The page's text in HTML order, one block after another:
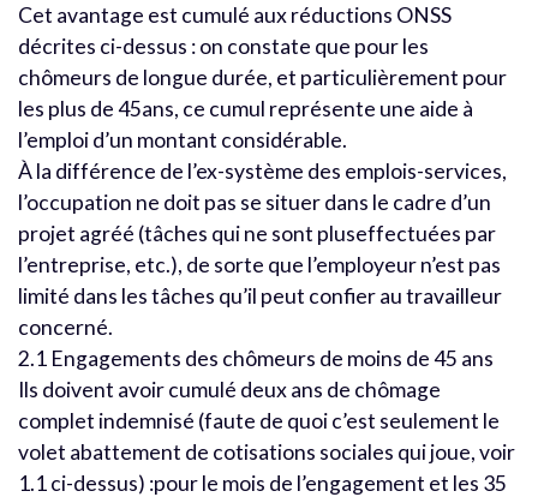
Cet avantage est cumulé aux réductions ONSS
décrites ci-dessus : on constate que pour les
chômeurs de longue durée, et particulièrement pour
les plus de 45ans, ce cumul représente une aide à
l’emploi d’un montant considérable.
À la différence de l’ex-système des emplois-services,
l’occupation ne doit pas se situer dans le cadre d’un
projet agréé (tâches qui ne sont pluseffectuées par
l’entreprise, etc.), de sorte que l’employeur n’est pas
limité dans les tâches qu’il peut confier au travailleur
concerné.
2.1 Engagements des chômeurs de moins de 45 ans
Ils doivent avoir cumulé deux ans de chômage
complet indemnisé (faute de quoi c’est seulement le
volet abattement de cotisations sociales qui joue, voir
1.1 ci-dessus) :pour le mois de l’engagement et les 35